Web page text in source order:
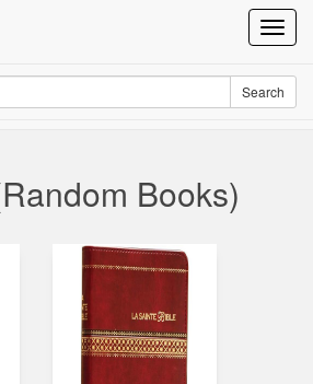
Search
Books)